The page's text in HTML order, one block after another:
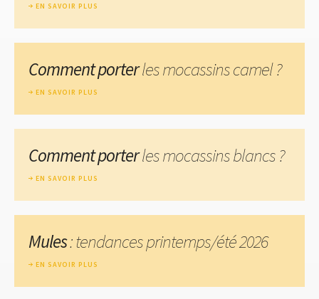
EN SAVOIR PLUS
Comment porterles mocassins camel ?
EN SAVOIR PLUS
Comment porterles mocassins blancs ?
EN SAVOIR PLUS
Mules: tendances printemps/été 2026
EN SAVOIR PLUS